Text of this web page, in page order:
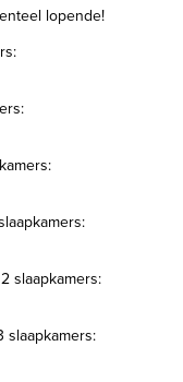
lopende!
slaapkamers:
slaapkamers: